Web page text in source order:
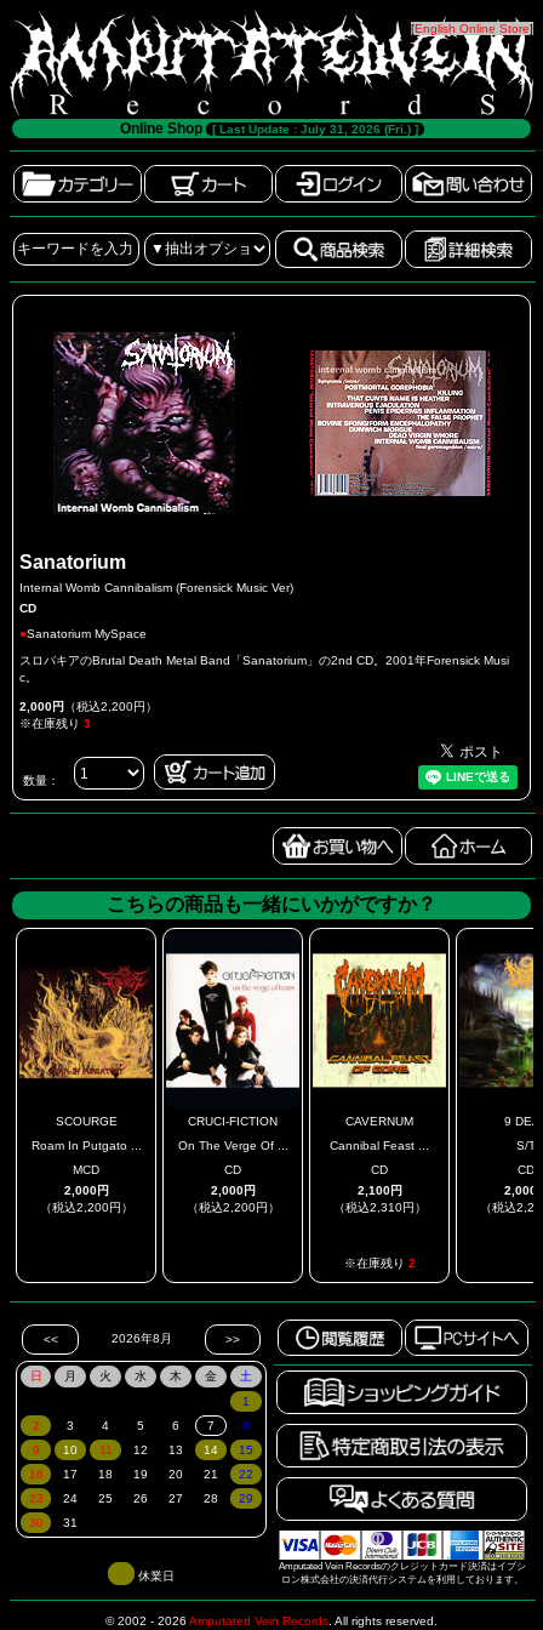
[English Online Store]
Online Shop [ Last Update : July 31, 2026 (Fri.) ]
Sanatorium
Internal Womb Cannibalism (Forensick Music Ver)
CD
●Sanatorium MySpace
スロバキアのBrutal Death Metal Band「Sanatorium」の2nd CD。2001年Forensick Musi
c。
2,000円 （税込2,200円）
※在庫残り 3
数量：
こちらの商品も一緒にいかがですか？
SCOURGE
Roam In Putgato ...
MCD
2,000円
（税込2,200円）
CRUCI-FICTION
On The Verge Of ...
CD
2,000円
（税込2,200円）
CAVERNUM
Cannibal Feast ...
CD
2,100円
（税込2,310円）
※在庫残り 2
9
S/T
CD
2,000
（税込
Amputated Vein Recordsのクレジットカード決済はイプシ
ロン株式会社の決済代行システムを利用しております。
休業日
© 2002 - 2026 Amputated Vein Records All rights reserved.